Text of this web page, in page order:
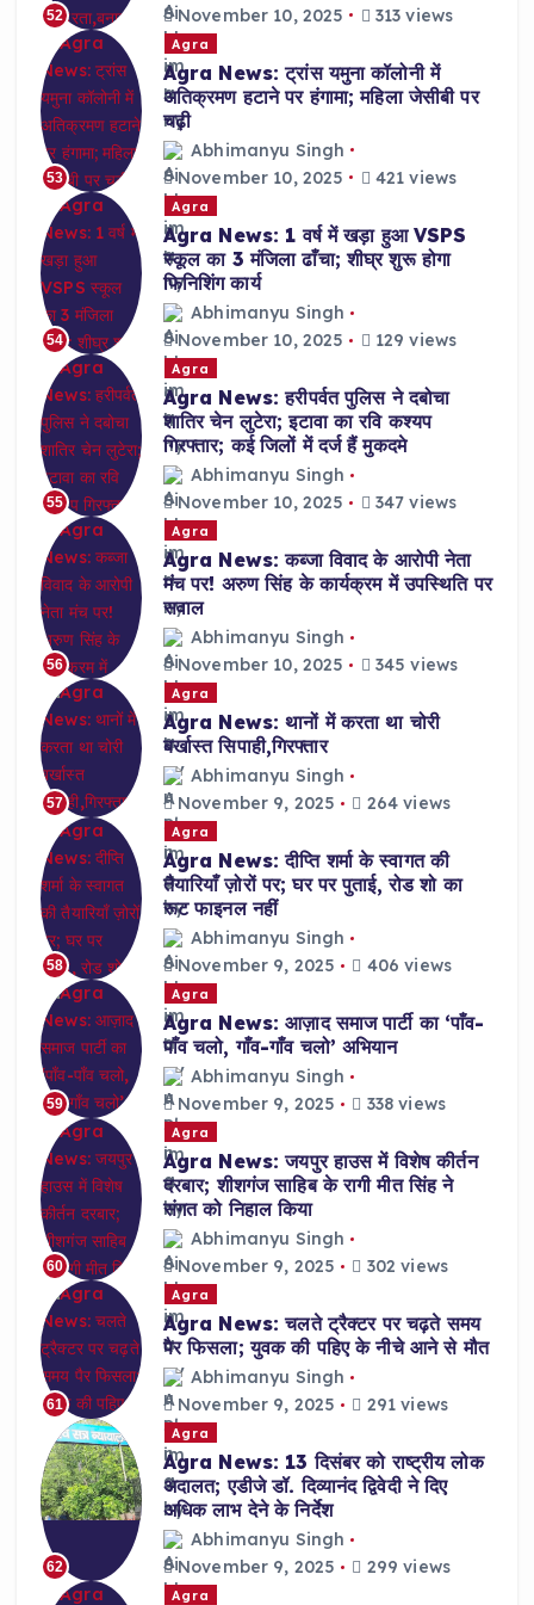
52
November 10, 2025
313 views
53
Agra
Agra News: ट्रांस यमुना कॉलोनी में
अतिक्रमण हटाने पर हंगामा; महिला जेसीबी पर
चढ़ी
Abhimanyu Singh
November 10, 2025
421 views
54
Agra
Agra News: 1 वर्ष में खड़ा हुआ VSPS
स्कूल का 3 मंजिला ढाँचा; शीघ्र शुरू होगा
फिनिशिंग कार्य
Abhimanyu Singh
November 10, 2025
129 views
55
Agra
Agra News: हरीपर्वत पुलिस ने दबोचा
शातिर चेन लुटेरा; इटावा का रवि कश्यप
गिरफ्तार; कई जिलों में दर्ज हैं मुकदमे
Abhimanyu Singh
November 10, 2025
347 views
56
Agra
Agra News: कब्जा विवाद के आरोपी नेता
मंच पर! अरुण सिंह के कार्यक्रम में उपस्थिति पर
सवाल
Abhimanyu Singh
November 10, 2025
345 views
57
Agra
Agra News: थानों में करता था चोरी
बर्खास्त सिपाही,गिरफ्तार
Abhimanyu Singh
November 9, 2025
264 views
58
Agra
Agra News: दीप्ति शर्मा के स्वागत की
तैयारियाँ ज़ोरों पर; घर पर पुताई, रोड शो का
रूट फाइनल नहीं
Abhimanyu Singh
November 9, 2025
406 views
59
Agra
Agra News: आज़ाद समाज पार्टी का ‘पाँव-
पाँव चलो, गाँव-गाँव चलो’ अभियान
Abhimanyu Singh
November 9, 2025
338 views
60
Agra
Agra News: जयपुर हाउस में विशेष कीर्तन
दरबार; शीशगंज साहिब के रागी मीत सिंह ने
संगत को निहाल किया
Abhimanyu Singh
November 9, 2025
302 views
61
Agra
Agra News: चलते ट्रैक्टर पर चढ़ते समय
पैर फिसला; युवक की पहिए के नीचे आने से मौत
Abhimanyu Singh
November 9, 2025
291 views
62
Agra
Agra News: 13 दिसंबर को राष्ट्रीय लोक
अदालत; एडीजे डॉ. दिव्यानंद द्विवेदी ने दिए
अधिक लाभ देने के निर्देश
Abhimanyu Singh
November 9, 2025
299 views
Agra